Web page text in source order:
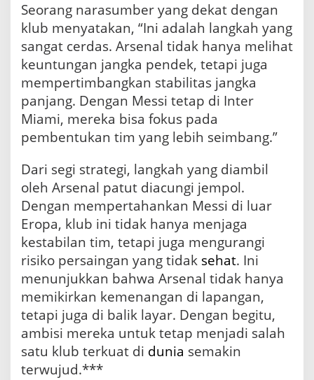
Seorang narasumber yang dekat dengan
klub menyatakan, “Ini adalah langkah yang
sangat cerdas. Arsenal tidak hanya melihat
keuntungan jangka pendek, tetapi juga
mempertimbangkan stabilitas jangka
panjang. Dengan Messi tetap di Inter
Miami, mereka bisa fokus pada
pembentukan tim yang lebih seimbang.”
Dari segi strategi, langkah yang diambil
oleh Arsenal patut diacungi jempol.
Dengan mempertahankan Messi di luar
Eropa, klub ini tidak hanya menjaga
kestabilan tim, tetapi juga mengurangi
risiko persaingan yang tidak sehat. Ini
menunjukkan bahwa Arsenal tidak hanya
memikirkan kemenangan di lapangan,
tetapi juga di balik layar. Dengan begitu,
ambisi mereka untuk tetap menjadi salah
satu klub terkuat di dunia semakin
terwujud.***